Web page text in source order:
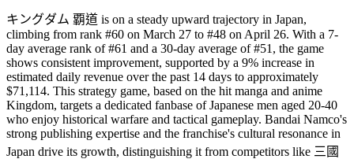
キングダム 覇道 is on a steady upward trajectory in Japan,
climbing from rank #60 on March 27 to #48 on April 26. With a 7-
day average rank of #61 and a 30-day average of #51, the game
shows consistent improvement, supported by a 9% increase in
estimated daily revenue over the past 14 days to approximately
$71,114. This strategy game, based on the hit manga and anime
Kingdom, targets a dedicated fanbase of Japanese men aged 20-40
who enjoy historical warfare and tactical gameplay. Bandai Namco's
strong publishing expertise and the franchise's cultural resonance in
Japan drive its growth, distinguishing it from competitors like 三國